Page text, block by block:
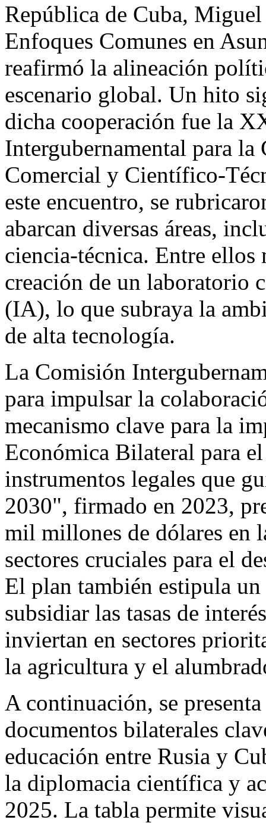
República de Cuba,
Enfoques Comunes en
reafirmó la alineación
escenario global. Un hito
dicha cooperación fue la
Intergubernamental para
Comercial y Científico-
este encuentro, se
abarcan diversas áreas,
ciencia-técnica. Entre ellos
creación de un
(IA), lo que subraya la
de alta tecnología.
La Comisión
para impulsar la
mecanismo clave para la
Económica Bilateral para
instrumentos legales que
2030", firmado en 2023,
mil millones de dólares en
sectores cruciales para el
El plan también estipula
subsidiar las tasas de
inviertan en sectores
la agricultura y el
A continuación, se
documentos bilaterales
educación entre Rusia y
la diplomacia científica y
2025. La tabla permite